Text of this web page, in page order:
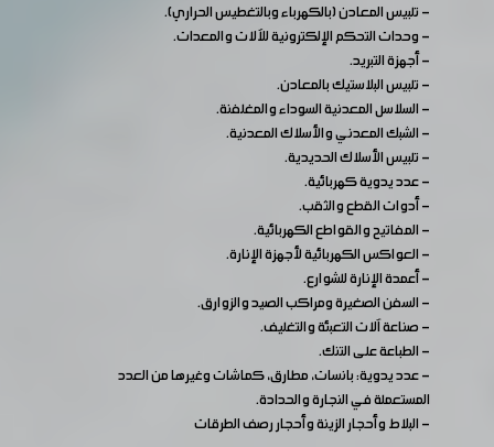
- تلبيس المعادن (بالكهرباء وبالتغطيس الحراري).
- وحدات التحكم الإلكترونية للآلات والمعدات.
- أجهزة التبريد.
- تلبيس البلاستيك بالمعادن.
- السلاسل المعدنية السوداء والمغلفنة.
- الشبك المعدني والأسلاك المعدنية.
- تلبيس الأسلاك الحديدية.
- عدد يدوية كهربائية.
- أدوات القطع والثقب.
- المفاتيح والقواطع الكهربائية.
- العواكس الكهربائية لأجهزة الإنارة.
- أعمدة الإنارة للشوارع.
- السفن الصغيرة ومراكب الصيد والزوارق.
- صناعة آلات التعبئة والتغليف.
- الطباعة على التنك.
- عدد يدوية: بانسات، مطارق، كماشات وغيرها من العدد
المستعملة في النجارة والحدادة.
- البلاط وأحجار الزينة وأحجار رصف الطرقات